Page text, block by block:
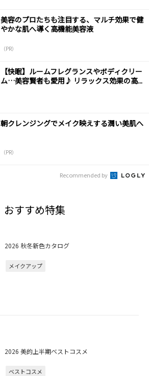
美容のプロたちも注目する、マルチ効果で健
やかな肌へ導く高機能美容液
（PR）
【快眠】ルームフレグランスやボディクリー
ム…美容賢者も愛用♪ リラックス効果の高...
朝クレンジングでメイク映えする潤い美肌へ
（PR）
Recommended by
おすすめ特集
2026 秋冬新色カタログ
メイクアップ
2026 美的上半期ベストコスメ
ベストコスメ